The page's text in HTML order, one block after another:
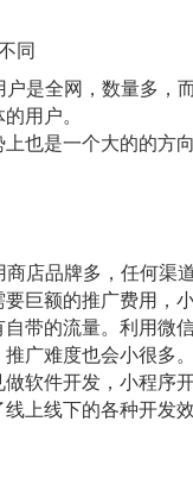
同
是全网，数量多，
用户。
也是一个大的的方
店品牌多，任何渠
巨额的推广费用，
带的流量。利用微
广难度也会小很多。
软件开发，小程序
上线下的各种开发